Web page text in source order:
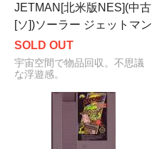
JETMAN[北米版NES](中古
[ソ])ソーラー ジェットマン
SOLD OUT
宇宙空間で物品回収。不思議
な浮遊感。